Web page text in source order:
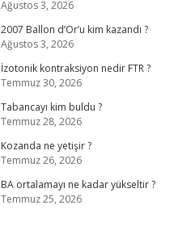
Ağustos 3, 2026
2007 Ballon d’Or’u kim kazandı ?
Ağustos 3, 2026
İzotonik kontraksiyon nedir FTR ?
Temmuz 30, 2026
Tabancayı kim buldu ?
Temmuz 28, 2026
Kozanda ne yetişir ?
Temmuz 26, 2026
BA ortalamayı ne kadar yükseltir ?
Temmuz 25, 2026